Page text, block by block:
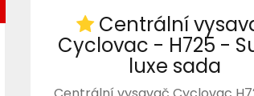
Centrální
Cyclovac - H725 -
luxe sada